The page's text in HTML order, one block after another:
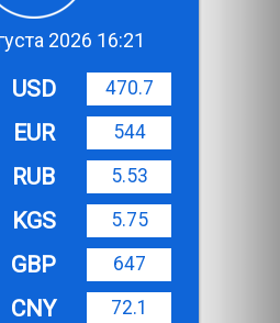
2026 16:21
USD
470.7
EUR
544
RUB
5.53
KGS
5.75
GBP
647
CNY
72.1